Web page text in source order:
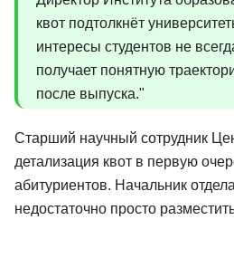
квот подтолкнёт
интересы студентов не
получает понятную
после выпуска."
Старший научный сотрудник
детализация квот в первую
абитуриентов. Начальник
недостаточно просто